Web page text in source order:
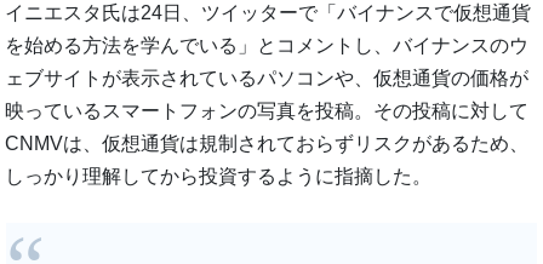
イニエスタ氏は24日、ツイッターで「バイナンスで仮想通貨
を始める方法を学んでいる」とコメントし、バイナンスのウ
ェブサイトが表示されているパソコンや、仮想通貨の価格が
映っているスマートフォンの写真を投稿。その投稿に対して
CNMVは、仮想通貨は規制されておらずリスクがあるため、
しっかり理解してから投資するように指摘した。